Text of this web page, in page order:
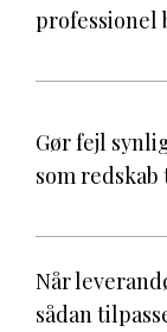
professionel
Gør fejl
som
Når
sådan